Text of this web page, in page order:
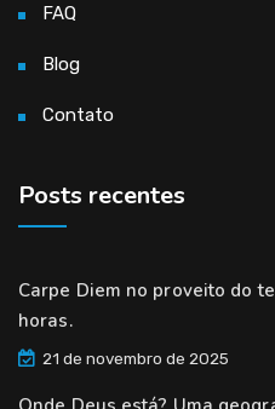
FAQ
Blog
Contato
Posts recentes
Carpe Diem no proveito do
horas.
21 de novembro de 2025